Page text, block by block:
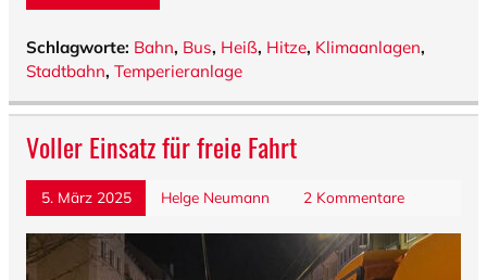
Schlagworte: Bahn, Bus, Heiß, Hitze, Klimaanlagen,
Stadtbahn, Temperieranlage
Voller Einsatz für freie Fahrt
5. März 2025 Helge Neumann 2 Kommentare